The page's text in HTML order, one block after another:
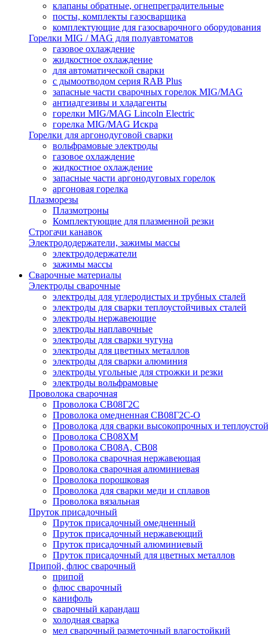
клапаны обратные, огнепреградительные
посты, комплекты газосварщика
комплектующие для газосварочного оборудования
Горелки MIG / MAG для полуавтоматов
газовое охлаждение
жидкостное охлаждение
для автоматической сварки
с дымоотводом серия RAB Plus
запасные части сварочных горелок MIG/MAG
антиадгезивы и хладагенты
горелки MIG/MAG Lincoln Electric
горелка MIG/MAG Искра
Горелки для аргонодуговой сварки
вольфрамовые электроды
газовое охлаждение
жидкостное охлаждение
запасные части аргонодуговых горелок
аргоновая горелка
Плазморезы
Плазмотроны
Комплектующие для плазменной резки
Строгачи канавок
Электрододержатели, зажимы массы
электрододержатели
зажимы массы
Сварочные материалы
Электроды сварочные
электроды для углеродистых и трубных сталей
электроды для сварки теплоустойчивых сталей
электроды нержавеющие
электроды наплавочные
электроды для сварки чугуна
электроды для цветных металлов
электроды для сварки алюминия
электроды угольные для строжки и резки
электроды вольфрамовые
Проволока сварочная
Проволока СВ08Г2С
Проволока омедненная СВ08Г2С-О
Проволока для сварки высокопрочных и
Проволока СВ08ХМ
Проволока СВ08А, СВ08
Проволока сварочная нержавеющая
Проволока сварочная алюминиевая
Проволока порошковая
Проволока для сварки меди и сплавов
Проволока вязальная
Пруток присадочный
Пруток присадочный омедненный
Пруток присадочный нержавеющий
Пруток присадочный алюминиевый
Пруток присадочный для цветных металлов
Припой, флюс сварочный
припой
флюс сварочный
канифоль
сварочный карандаш
холодная сварка
мел сварочный разметочный влагостойкий